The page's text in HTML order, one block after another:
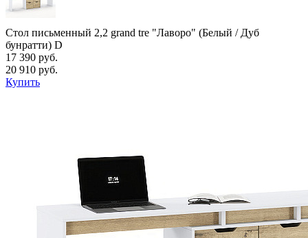
Стол письменный 2,2 grand tre "Лаворо" (Белый / Дуб
бунратти) D
17 390 руб.
20 910 руб.
Купить